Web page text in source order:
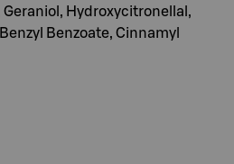
Hydroxycitronellal,
Benzoate, Cinnamyl